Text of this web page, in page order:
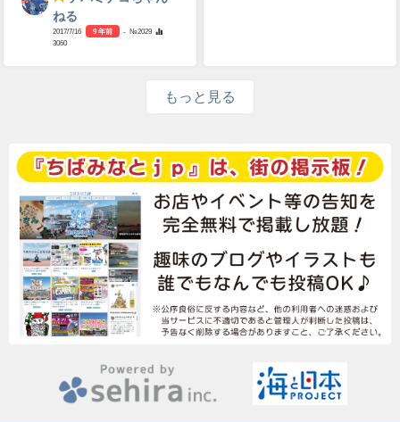
ねる
2017/7/16 9 年前
- №2029
3060
もっと見る